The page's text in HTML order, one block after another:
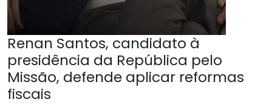
Renan Santos, candidato à
presidência da República pelo
Missão, defende aplicar reformas
fiscais